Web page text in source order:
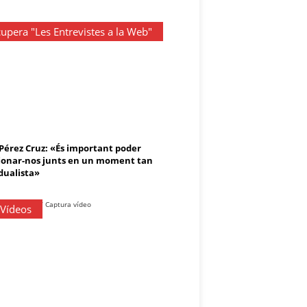
"Les Entrevistes a la Web"
Cruz: «És important poder
nos junts en un moment tan